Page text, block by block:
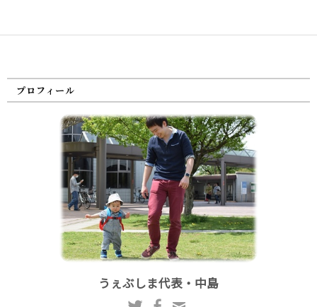
プロフィール
うぇぶしま代表・中島